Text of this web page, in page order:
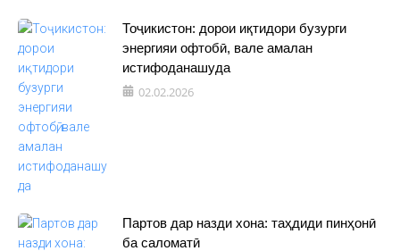
Тоҷикистон: дорои иқтидори бузурги
энергияи офтобӣ, вале амалан
истифоданашуда
02.02.2026
Партов дар назди хона: таҳдиди пинҳонӣ
ба саломатӣ